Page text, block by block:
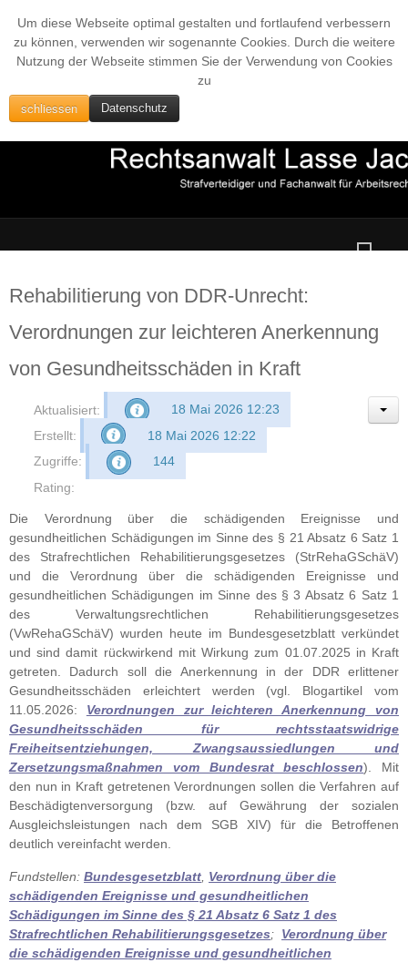
Um diese Webseite optimal gestalten und fortlaufend verbessern
zu können, verwenden wir sogenannte Cookies. Durch die weitere
Nutzung der Webseite stimmen Sie der Verwendung von Cookies
zu
schliessen Datenschutz
Rehabilitierung von DDR-Unrecht:
Verordnungen zur leichteren Anerkennung
von Gesundheitsschäden in Kraft
Aktualisiert:
18 Mai 2026 12:23
Erstellt:
18 Mai 2026 12:22
Zugriffe:
144
Rating:
Die Verordnung über die schädigenden Ereignisse und
gesundheitlichen Schädigungen im Sinne des § 21 Absatz 6 Satz 1
des Strafrechtlichen Rehabilitierungsgesetzes (StrRehaGSchäV)
und die Verordnung über die schädigenden Ereignisse und
gesundheitlichen Schädigungen im Sinne des § 3 Absatz 6 Satz 1
des Verwaltungsrechtlichen Rehabilitierungsgesetzes
(VwRehaGSchäV) wurden heute im Bundesgesetzblatt verkündet
und sind damit rückwirkend mit Wirkung zum 01.07.2025 in Kraft
getreten. Dadurch soll die Anerkennung in der DDR erlittener
Gesundheitsschäden erleichtert werden (vgl. Blogartikel vom
11.05.2026: Verordnungen zur leichteren Anerkennung von
Gesundheitsschäden für rechtsstaatswidrige
Freiheitsentziehungen, Zwangsaussiedlungen und
Zersetzungsmaßnahmen vom Bundesrat beschlossen). Mit
den nun in Kraft getretenen Verordnungen sollen die Verfahren auf
Beschädigtenversorgung (bzw. auf Gewährung der sozialen
Ausgleichsleistungen nach dem SGB XIV) für die Betroffenen
deutlich vereinfacht werden.
Fundstellen: Bundesgesetzblatt Verordnung über die
schädigenden Ereignisse und gesundheitlichen
Schädigungen im Sinne des § 21 Absatz 6 Satz 1 des
Strafrechtlichen Rehabilitierungsgesetzes; Verordnung über
die schädigenden Ereignisse und gesundheitlichen